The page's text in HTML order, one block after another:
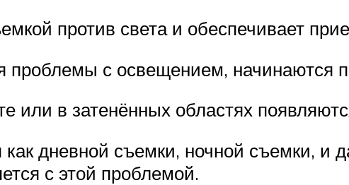
против света и обеспечивает
проблемы с освещением, начинаются
или в затенённых областях
как дневной съемки, ночной съемки,
с этой проблемой.